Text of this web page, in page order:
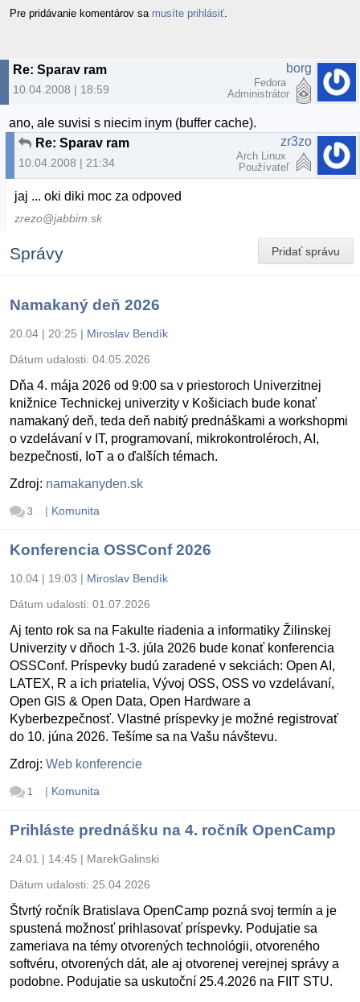
Pre pridávanie komentárov sa musíte prihlásiť
Re: Sparav ram
10.04.2008 | 18:59
borg
Fedora
Administrátor
ano, ale suvisi s niecim inym (buffer cache).
Re: Sparav ram
10.04.2008 | 21:34
zr3zo
Arch Linux
Používateľ
jaj ... oki diki moc za odpoved
zrezo@jabbim.sk
Pridať správu
Správy
Namakaný deň 2026
20.04 | 20:25 | Miroslav Bendík
Dátum udalosti: 04.05.2026
Dňa 4. mája 2026 od 9:00 sa v priestoroch Univerzitnej
knižnice Technickej univerzity v Košiciach bude konať
namakaný deň, teda deň nabitý prednáškami a workshopmi
o vzdelávaní v IT, programovaní, mikrokontroléroch, AI,
bezpečnosti, IoT a o ďalších témach.
Zdroj: namakanyden.sk
3 | Komunita
Konferencia OSSConf 2026
10.04 | 19:03 | Miroslav Bendík
Dátum udalosti: 01.07.2026
Aj tento rok sa na Fakulte riadenia a informatiky Žilinskej
Univerzity v dňoch 1-3. júla 2026 bude konať konferencia
OSSConf. Príspevky budú zaradené v sekciách: Open AI,
LATEX, R a ich priatelia, Vývoj OSS, OSS vo vzdelávaní,
Open GIS & Open Data, Open Hardware a
Kyberbezpečnosť. Vlastné príspevky je možné registrovať
do 10. júna 2026. Tešíme sa na Vašu návštevu.
Zdroj: Web konferencie
1 | Komunita
Prihláste prednášku na 4. ročník OpenCamp
24.01 | 14:45 | MarekGalinski
Dátum udalosti: 25.04.2026
Štvrtý ročník Bratislava OpenCamp pozná svoj termín a je
spustená možnosť prihlasovať príspevky. Podujatie sa
zameriava na témy otvorených technológii, otvoreného
softvéru, otvorených dát, ale aj otvorenej verejnej správy a
podobne. Podujatie sa uskutoční 25.4.2026 na FIIT STU.